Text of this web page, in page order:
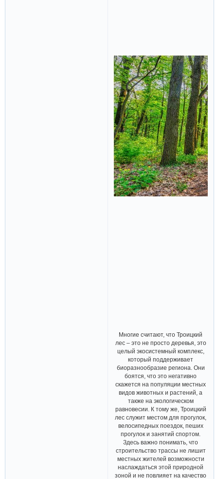
Многие считают, что Троицкий
лес – это не просто деревья, это
целый экосистемный комплекс,
который поддерживает
биоразнообразие региона. Они
боятся, что это негативно
скажется на популяции местных
видов животных и растений, а
также на экологическом
равновесии. К тому же, Троицкий
лес служит местом для прогулок,
велосипедных поездок, пеших
прогулок и занятий спортом.
Здесь важно понимать, что
строительство трассы не лишит
местных жителей возможности
наслаждаться этой природной
зоной и не повлияет на качество